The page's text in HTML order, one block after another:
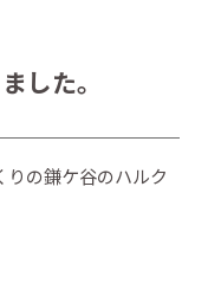
した。
の鎌ケ谷のハルク